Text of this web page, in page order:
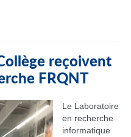
reçoivent
FRQNT
Le Laboratoire
en recherche
informatique